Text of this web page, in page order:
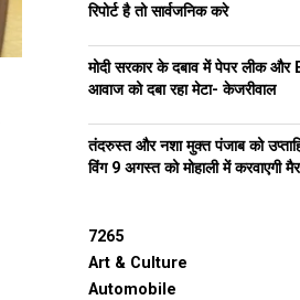
रिपोर्ट है तो सार्वजनिक करे
मोदी सरकार के दबाव में पेपर लीक
आवाज को दबा रहा मेटा- केजरीवाल
तंदरुस्त और नशा मुक्त पंजाब को
विंग 9 अगस्त को मोहाली में करवाएगी
7265
Art & Culture
Automobile